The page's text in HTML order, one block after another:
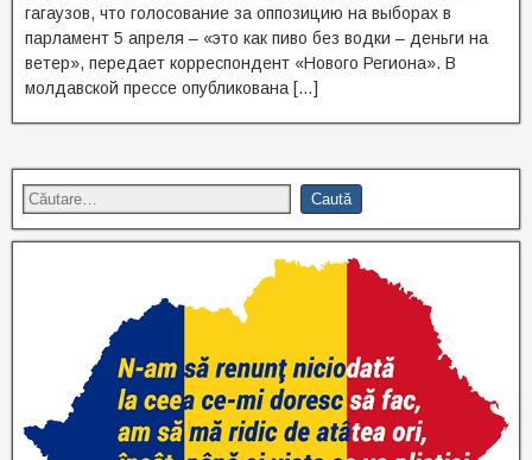
гагаузов, что голосование за оппозицию на выборах в
парламент 5 апреля – «это как пиво без водки – деньги на
ветер», передает корреспондент «Нового Региона». В
молдавской прессе опубликована […]